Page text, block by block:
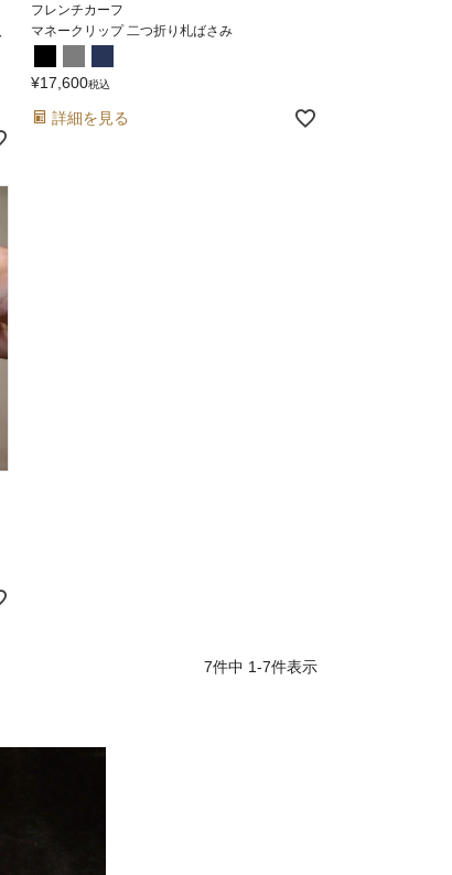
フレンチカーフ
マネークリップ 二つ折り札ばさみ
¥17,600税込
詳細を見る
7件中 1-7件表示